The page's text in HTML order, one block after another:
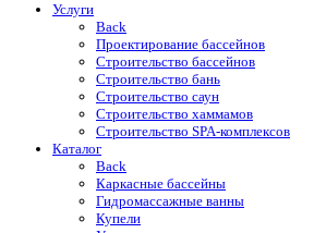
Услуги
Back
Проектирование бассейнов
Строительство бассейнов
Строительство бань
Строительство саун
Строительство хаммамов
Строительство SPA-комплексов
Каталог
Back
Каркасные бассейны
Гидромассажные ванны
Купели